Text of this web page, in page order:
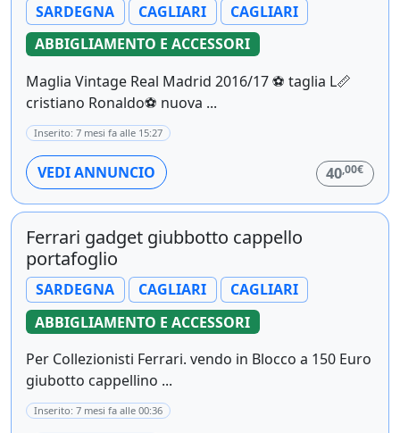
SARDEGNA CAGLIARI
CAGLIARI
ABBIGLIAMENTO E ACCESSORI
Maglia Vintage Real Madrid 2016/17 ⚽️ taglia L📏
cristiano Ronaldo⚽️ nuova ...
Inserito: 7 mesi fa alle 15:27
VEDI ANNUNCIO 40,00€
Ferrari gadget giubbotto cappello
portafoglio
SARDEGNA CAGLIARI
CAGLIARI
ABBIGLIAMENTO E ACCESSORI
Per Collezionisti Ferrari. vendo in Blocco a 150 Euro
giubotto cappellino ...
Inserito: 7 mesi fa alle 00:36